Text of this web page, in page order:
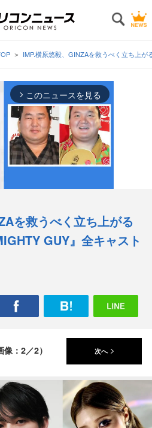
IMP.横原悠毅、GINZAを救うべく立ち上
arrow_forward_ios このニュースを見る
M
t
を救うべく立ち上がる
GUY』全キャスト
像：2／2） 次へ